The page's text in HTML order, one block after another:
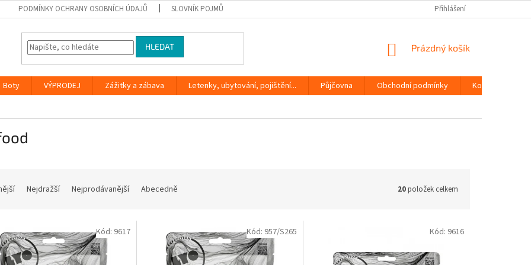
PODMÍNKY OCHRANY OSOBNÍCH ÚDAJŮ SLOVNÍK POJMŮ Přihlášení
HLEDAT
NÁKUPNÍ
Prázdný košík
Boty VÝPRODEJ Zážitky a zábava Letenky, ubytování, pojištění... Půjčovna Obchodní podmínky
Kontakty
Nejdražší Nejprodávanější Abecedně 20položek celkem
Kód: 9617 Kód: 957/S265 Kód: 9616